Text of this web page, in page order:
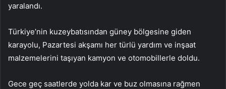
yaralandı.
Türkiye’nin kuzeybatısından güney bölgesine giden
karayolu, Pazartesi akşamı her türlü yardım ve inşaat
malzemelerini taşıyan kamyon ve otomobillerle doldu.
Gece geç saatlerde yolda kar ve buz olmasına rağmen